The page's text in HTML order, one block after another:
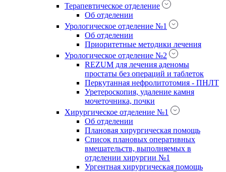
Терапевтическое отделение
Об отделении
Урологическое отделение №1
Об отделении
Приоритетные методики лечения
Урологическое отделение №2
REZUM для лечения аденомы
простаты без операций и таблеток
Перкутанная нефролитотомия - ПНЛТ
Уретероскопия, удаление камня
мочеточника, почки
Хирургическое отделение №1
Об отделении
Плановая хирургическая помощь
Список плановых оперативных
вмешательств, выполняемых в
отделении хирургии №1
Ургентная хирургическая помощь